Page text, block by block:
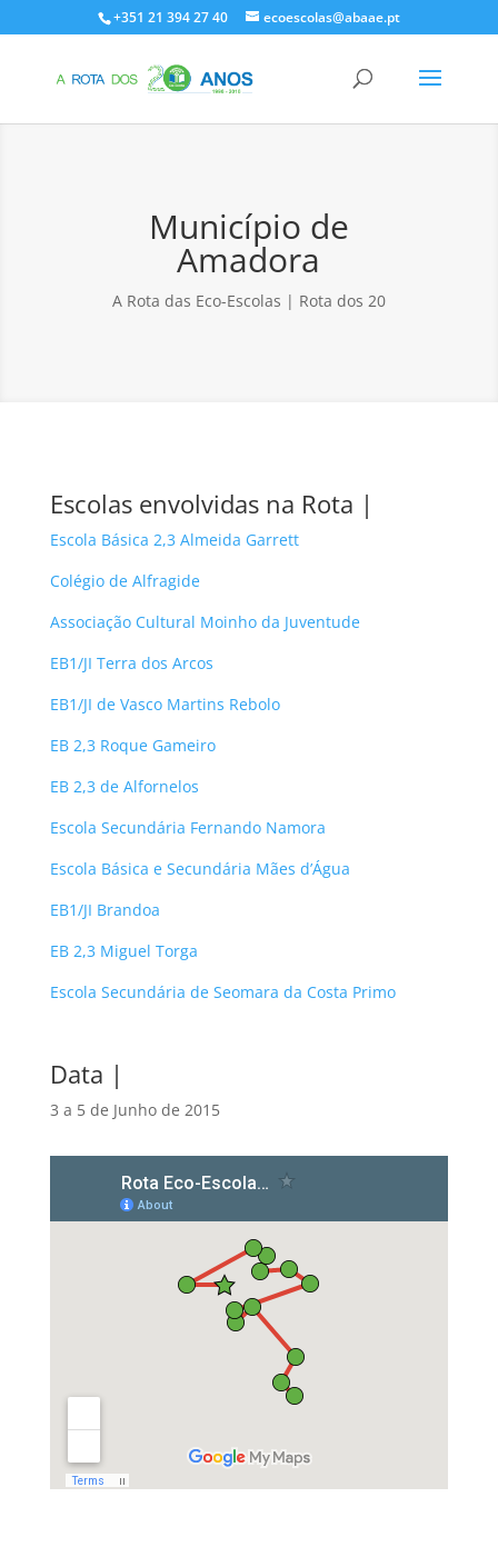
+351 21 394 27 40 ecoescolas@abaae.pt
Município de
Amadora
A Rota das Eco-Escolas | Rota dos 20
Escolas envolvidas na Rota |
Escola Básica 2,3 Almeida Garrett
Colégio de Alfragide
Associação Cultural Moinho da Juventude
EB1/JI Terra dos Arcos
EB1/JI de Vasco Martins Rebolo
EB 2,3 Roque Gameiro
EB 2,3 de Alfornelos
Escola Secundária Fernando Namora
Escola Básica e Secundária Mães d’Água
EB1/JI Brandoa
EB 2,3 Miguel Torga
Escola Secundária de Seomara da Costa Primo
Data |
3 a 5 de Junho de 2015